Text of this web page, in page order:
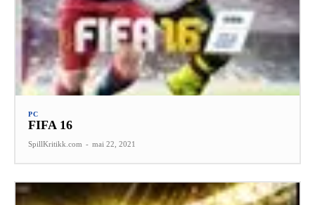
PC
FIFA 16
SpillKritikk.com - mai 22, 2021